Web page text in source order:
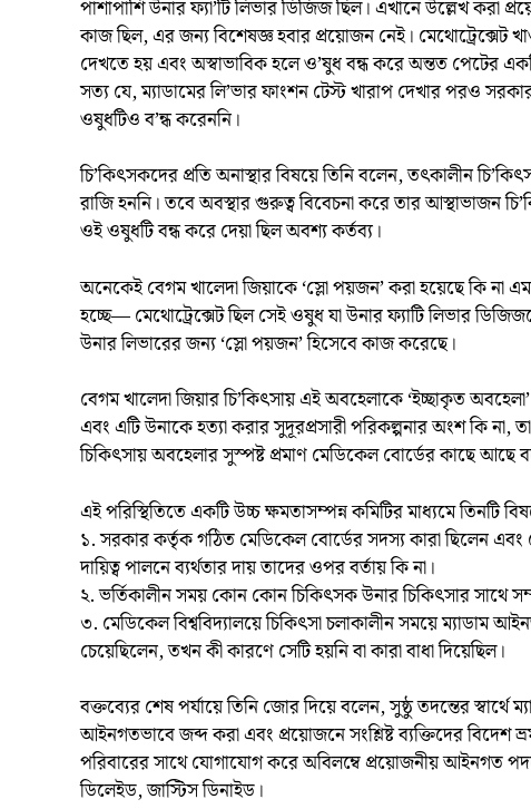
পাশাপাশি উনার ফ্যা’টি লিভার ডিজিজ ছিল। এখানে উল্লেখ করা
কাজ ছিল, এর জন্য বিশেষজ্ঞ হবার প্রয়োজন নেই। মেথোট্রেক্সেট
দেখতে হয় এবং অস্বাভাবিক হলে ও’ষুধ বন্ধ করে অন্তত পেটের
সত্য যে, ম্যাডামের লি’ভার ফাংশন টেস্ট খারাপ দেখার পরও
ওষুধটিও ব’ন্ধ করেননি।
চি’কিৎসকদের প্রতি অনাস্থার বিষয়ে তিনি বলেন, তৎকালীন
রাজি হননি। তবে অবস্থার গুরুত্ব বিবেচনা করে তার আস্থাভাজন
ওই ওষুধটি বন্ধ করে দেয়া ছিল অবশ্য কর্তব্য।
অনেকেই বেগম খালেদা জিয়াকে ‘স্লো পয়জন’ করা হয়েছে কি না
হচ্ছে— মেথোট্রেক্সেট ছিল সেই ওষুধ যা উনার ফ্যাটি লিভার
উনার লিভারের জন্য ‘স্লো পয়জন’ হিসেবে কাজ করেছে।
বেগম খালেদা জিয়ার চি’কিৎসায় এই অবহেলাকে ‘ইচ্ছাকৃত
এবং এটি উনাকে হত্যা করার সুদূরপ্রসারী পরিকল্পনার অংশ কি না,
চিকিৎসায় অবহেলার সুস্পষ্ট প্রমাণ মেডিকেল বোর্ডের কাছে আছে
এই পরিস্থিতিতে একটি উচ্চ ক্ষমতাসম্পন্ন কমিটির মাধ্যমে তিনটি
১. সরকার কর্তৃক গঠিত মেডিকেল বোর্ডের সদস্য কারা ছিলেন এবং
দায়িত্ব পালনে ব্যর্থতার দায় তাদের ওপর বর্তায় কি না।
২. ভর্তিকালীন সময় কোন কোন চিকিৎসক উনার চিকিৎসার সাথে
৩. মেডিকেল বিশ্ববিদ্যালয়ে চিকিৎসা চলাকালীন সময়ে ম্যাডাম
চেয়েছিলেন, তখন কী কারণে সেটি হয়নি বা কারা বাধা দিয়েছিল।
বক্তব্যের শেষ পর্যায়ে তিনি জোর দিয়ে বলেন, সুষ্ঠু তদন্তের
আইনগতভাবে জব্দ করা এবং প্রয়োজনে সংশ্লিষ্ট ব্যক্তিদের বিদেশ
পরিবারের সাথে যোগাযোগ করে অবিলম্বে প্রয়োজনীয় আইনগত
ডিলেইড, জাস্টিস ডিনাইড।